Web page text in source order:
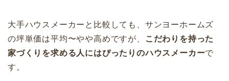
大手ハウスメーカーと比較しても、サンヨーホームズ
の坪単価は平均〜やや高めですが、
こだわりを持った
家づくりを求める人にはぴったりのハウスメーカーで
す。